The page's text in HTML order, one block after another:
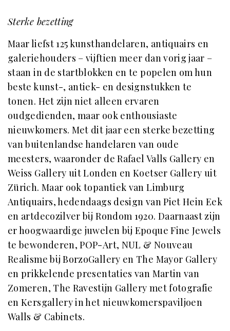
Sterke bezetting
Maar liefst 125 kunsthandelaren, antiquairs en
galeriehouders – vijftien meer dan vorig jaar –
staan in de startblokken en te popelen om hun
beste kunst-, antiek- en designstukken te
tonen. Het zijn niet alleen ervaren
oudgedienden, maar ook enthousiaste
nieuwkomers. Met dit jaar een sterke bezetting
van buitenlandse handelaren van oude
meesters, waaronder de Rafael Valls Gallery en
Weiss Gallery uit Londen en Koetser Gallery uit
Zürich. Maar ook topantiek van Limburg
Antiquairs, hedendaags design van Piet Hein Eek
en artdecozilver bij Rondom 1920. Daarnaast zijn
er hoogwaardige juwelen bij Epoque Fine Jewels
te bewonderen, POP-Art, NUL & Nouveau
Realisme bij BorzoGallery en The Mayor Gallery
en prikkelende presentaties van Martin van
Zomeren, The Ravestijn Gallery met fotografie
en Kersgallery in het nieuwkomerspaviljoen
Walls & Cabinets.